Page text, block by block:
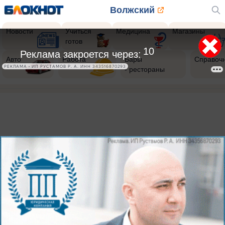
Волжский
Новости
Учиться
готов
Медицина Магазины
Авто Работа
Бары
- рестораны
404
Страница
не найдена
10
Реклама закроется через:
РЕКЛАМА • ИП РУСТАМОВ Р. А. ИНН 343516870293